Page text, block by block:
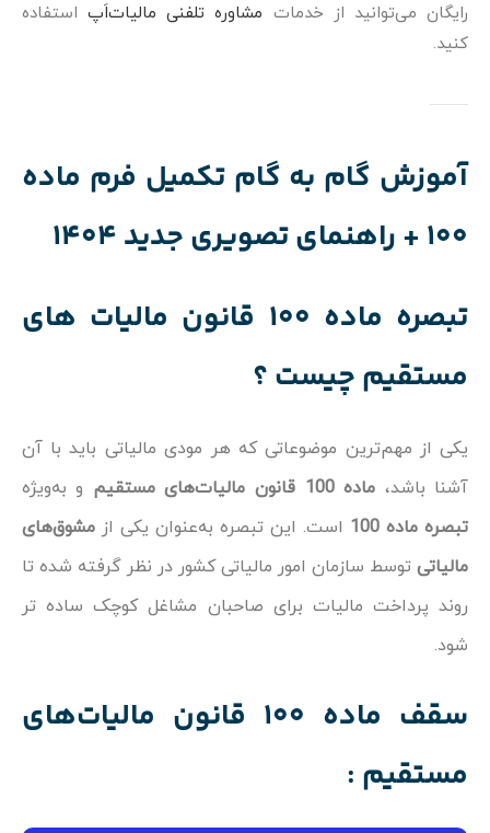
رایگان می‌توانید از خدمات مشاوره تلفنی مالیات‌اَپ استفاده
کنید.
آموزش گام به گام تکمیل فرم ماده
100 + راهنمای تصویری جدید 1404
تبصره ماده 100 قانون مالیات های
مستقیم چیست ؟
یکی از مهم‌ترین موضوعاتی که هر مودی مالیاتی باید با آن
آشنا باشد، ماده 100 قانون مالیات‌های مستقیم
و به‌ویژه
تبصره ماده 100
است. این تبصره به‌عنوان یکی ازمشوق‌های
مالیاتیتوسط سازمان امور مالیاتی کشور در نظر گرفته شده تا
روند پرداخت مالیات برای صاحبان مشاغل کوچک ساده‌ تر
شود.
سقف
ماده 100 قانون مالیات‌های
مستقیم :